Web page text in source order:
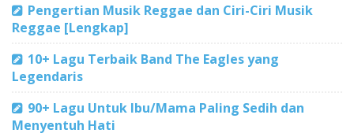
Pengertian Musik Reggae dan Ciri-Ciri Musik
Reggae [Lengkap]
10+ Lagu Terbaik Band The Eagles yang
Legendaris
90+ Lagu Untuk Ibu/Mama Paling Sedih dan
Menyentuh Hati